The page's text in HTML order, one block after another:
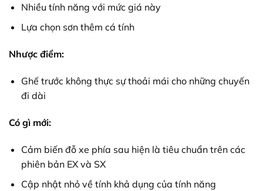
Nhiều tính năng với mức giá này
Lựa chọn sơn thêm cá tính
Nhược điểm:
Ghế trước không thực sự thoải mái cho những chuyến
đi dài
Có gì mới:
Cảm biến đỗ xe phía sau hiện là tiêu chuẩn trên các
phiên bản EX và SX
Cập nhật nhỏ về tính khả dụng của tính năng